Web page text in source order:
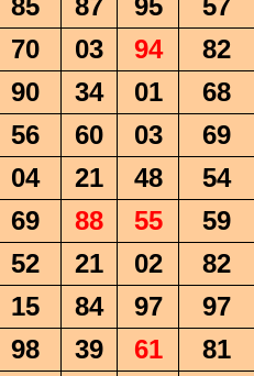
85 87 95
57
70 03 94
82
90 34 01
68
56 60 03
69
04 21 48
54
69 88 55
59
52 21 02
82
15 84 97
97
98 39 61
81